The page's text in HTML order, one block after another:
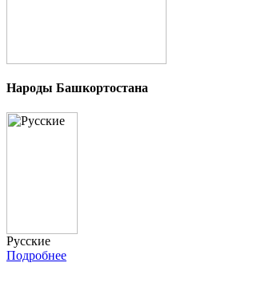
Народы Башкортостана
Русские
Подробнее